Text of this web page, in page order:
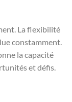
La flexibilité
constamment.
la capacité
et défis.